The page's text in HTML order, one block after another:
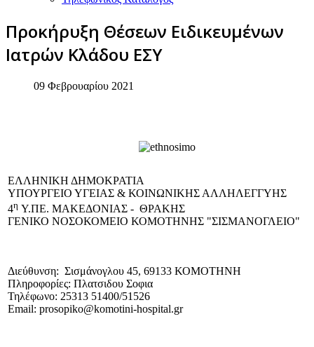
Προκήρυξη Θέσεων Ειδικευμένων
Ιατρών Κλάδου ΕΣΥ
09 Φεβρουαρίου 2021
EΛΛΗΝΙΚΗ ΔΗΜΟΚΡΑΤΙΑ
ΥΠΟΥΡΓΕΙΟ ΥΓΕΙΑΣ & ΚΟΙΝΩΝΙΚΗΣ ΑΛΛΗΛΕΓΓΥΗΣ
4η Υ.ΠΕ. ΜΑΚΕΔΟΝΙΑΣ - ΘΡΑΚΗΣ
ΓΕΝΙΚΟ NΟΣΟΚΟΜΕΙΟ ΚΟΜΟΤΗΝΗΣ "ΣΙΣΜΑΝΟΓΛΕΙΟ"
Διεύθυνση: Σισμάνογλου 45, 69133 ΚΟΜΟΤΗΝΗ
Πληροφορίες: Πλατσιδου Σοφια
Τηλέφωνο: 25313 51400/51526
Email: prosopiko@komotini-hospital.gr